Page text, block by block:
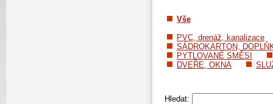
Vše
PVC, drenáž, kanalizace
SÁDROKARTON,
PYTLOVANÉ SMĚSI
DVEŘE, OKNA
Hledat: